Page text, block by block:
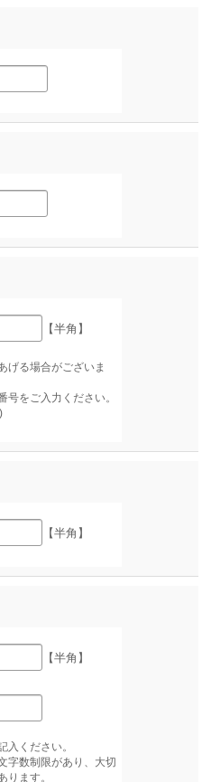
【半角】
げる場合がございま
号をご入力ください。
【半角】
【半角】
入ください。
字数制限があり、大切
ります。